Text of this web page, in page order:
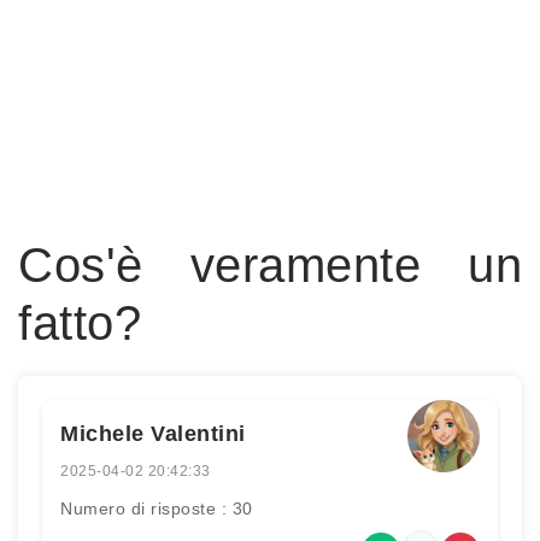
Cos'è veramente un
fatto?
Michele Valentini
2025-04-02 20:42:33
Numero di risposte : 30